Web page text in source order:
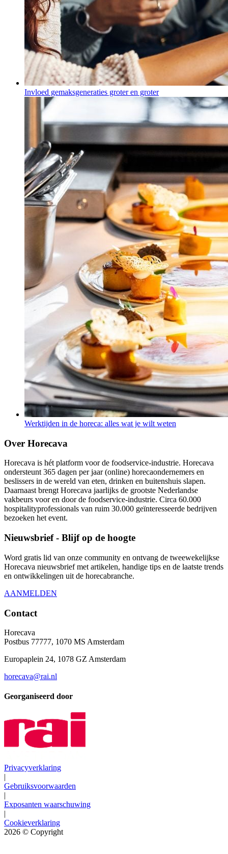
Invloed gemaksgeneraties groter en groter
Werktijden in de horeca: alles wat je wilt weten
Over Horecava
Horecava is hét platform voor de foodservice-industrie. Horecava
ondersteunt 365 dagen per jaar (online) horecaondernemers en
beslissers in de wereld van eten, drinken en buitenshuis slapen.
Daarnaast brengt Horecava jaarlijks de grootste Nederlandse
vakbeurs voor en door de foodservice-industrie. Circa 60.000
hospitalityprofessionals van ruim 30.000 geïnteresseerde bedrijven
bezoeken het event.
Nieuwsbrief - Blijf op de hoogte
Word gratis lid van onze community en ontvang de tweewekelijkse
Horecava nieuwsbrief met artikelen, handige tips en de laatste trends
en ontwikkelingen uit de horecabranche.
AANMELDEN
Contact
Horecava
Postbus 77777, 1070 MS Amsterdam
Europaplein 24, 1078 GZ Amsterdam
horecava@rai.nl
Georganiseerd door
Privacyverklaring
|
Gebruiksvoorwaarden
|
Exposanten waarschuwing
|
Cookieverklaring
2026 © Copyright